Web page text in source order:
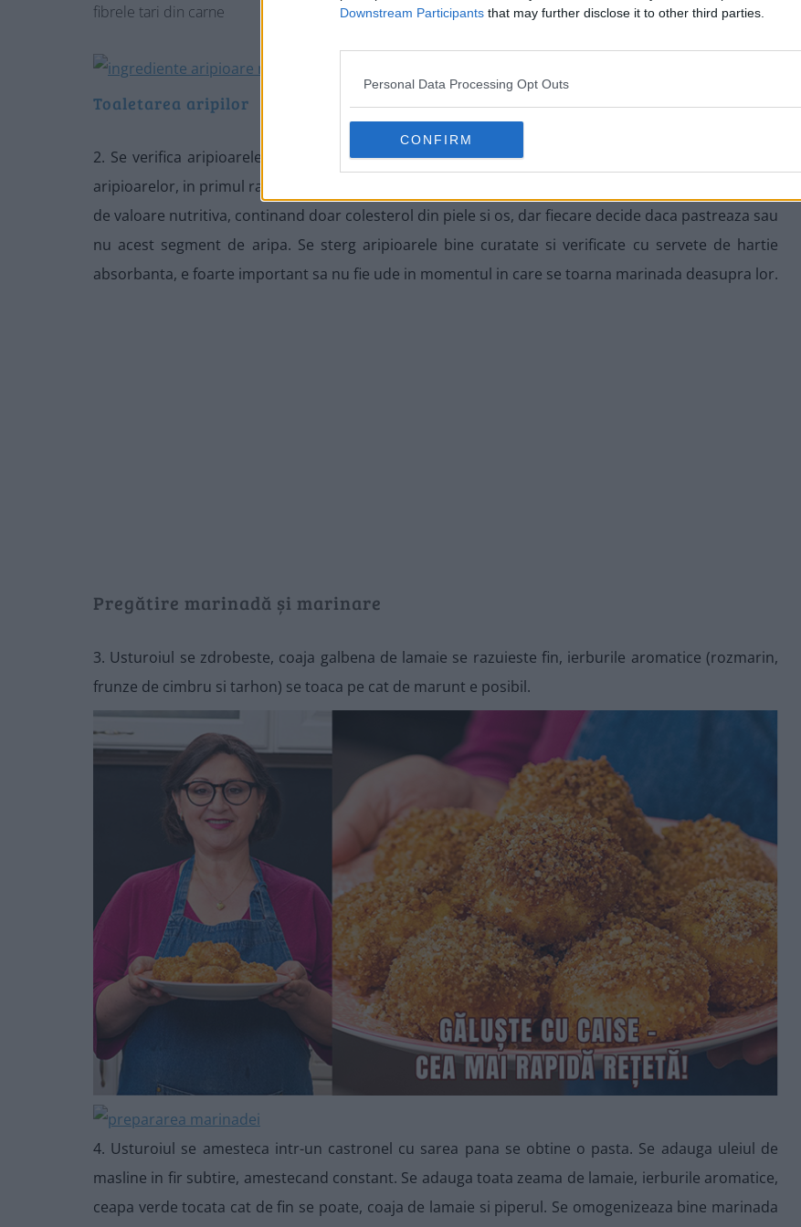
Downstream Participants that may further disclose it to other third parties.
Personal Data Processing Opt Outs
CONFIRM
fibrele tari din carne
Toaletarea aripilor
2. Se verifica aripioarele cu grija, sa nu aiba pene si puf pe suprafata. Eu obisnuiesc sa tai varful
aripioarelor, in primul rand pentru ca se arde pe gratar, in al doilea rand pentru ca nu are niciun fel
de valoare nutritiva, continand doar colesterol din piele si os, dar fiecare decide daca pastreaza sau
nu acest segment de aripa. Se sterg aripioarele bine curatate si verificate cu servete de hartie
absorbanta, e foarte important sa nu fie ude in momentul in care se toarna marinada deasupra lor.
Pregătire marinadă și marinare
3. Usturoiul se zdrobeste, coaja galbena de lamaie se razuieste fin, ierburile aromatice (rozmarin,
frunze de cimbru si tarhon) se toaca pe cat de marunt e posibil.
4. Usturoiul se amesteca intr-un castronel cu sarea pana se obtine o pasta. Se adauga uleiul de
masline in fir subtire, amestecand constant. Se adauga toata zeama de lamaie, ierburile aromatice,
ceapa verde tocata cat de fin se poate, coaja de lamaie si piperul. Se omogenizeaza bine marinada